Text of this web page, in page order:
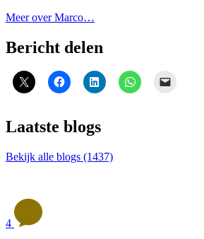
Meer over Marco…
Bericht delen
Laatste blogs
Bekijk alle blogs (1437)
4